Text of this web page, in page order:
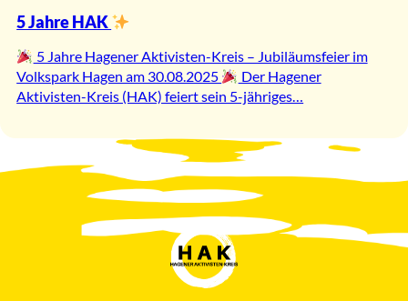
5 Jahre HAK
5 Jahre Hagener Aktivisten-Kreis – Jubiläumsfeier im
Volkspark Hagen am 30.08.2025
Der Hagener
Aktivisten-Kreis (HAK) feiert sein 5-jähriges…